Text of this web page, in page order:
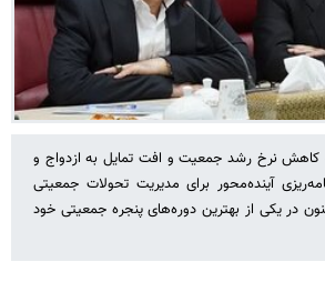
به کاهش نرخ رشد جمعیت و افت تمایل به ازدواج و
آینده‌محور برای مدیریت تحولات جمعیتی
در یکی از بهترین دوره‌های پنجره جمعیتی خود